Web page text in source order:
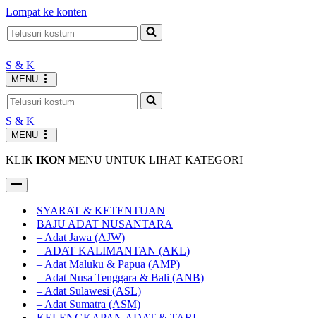
Lompat ke konten
S & K
MENU
S & K
MENU
KLIK IKON MENU UNTUK LIHAT KATEGORI
SYARAT & KETENTUAN
BAJU ADAT NUSANTARA
– Adat Jawa (AJW)
– ADAT KALIMANTAN (AKL)
– Adat Maluku & Papua (AMP)
– Adat Nusa Tenggara & Bali (ANB)
– Adat Sulawesi (ASL)
– Adat Sumatra (ASM)
JAM KERJA AGUSTUS
Senin-Jumat : 10.00-19.00 WIB
Sabtu : 10.00-17.00 WIB